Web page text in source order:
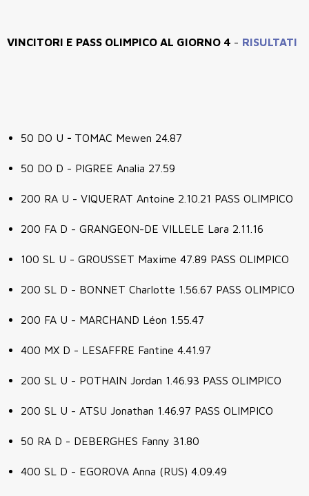
VINCITORI E PASS OLIMPICO AL GIORNO 4 - RISULTATI
50 DO U - TOMAC Mewen 24.87
50 DO D - PIGREE Analia 27.59
200 RA U - VIQUERAT Antoine 2.10.21 PASS OLIMPICO
200 FA D - GRANGEON-DE VILLELE Lara 2.11.16
100 SL U - GROUSSET Maxime 47.89 PASS OLIMPICO
200 SL D - BONNET Charlotte 1.56.67 PASS OLIMPICO
200 FA U - MARCHAND Léon 1.55.47
400 MX D - LESAFFRE Fantine 4.41.97
200 SL U - POTHAIN Jordan 1.46.93 PASS OLIMPICO
200 SL U - ATSU Jonathan 1.46.97 PASS OLIMPICO
50 RA D - DEBERGHES Fanny 31.80
400 SL D - EGOROVA Anna (RUS) 4.09.49